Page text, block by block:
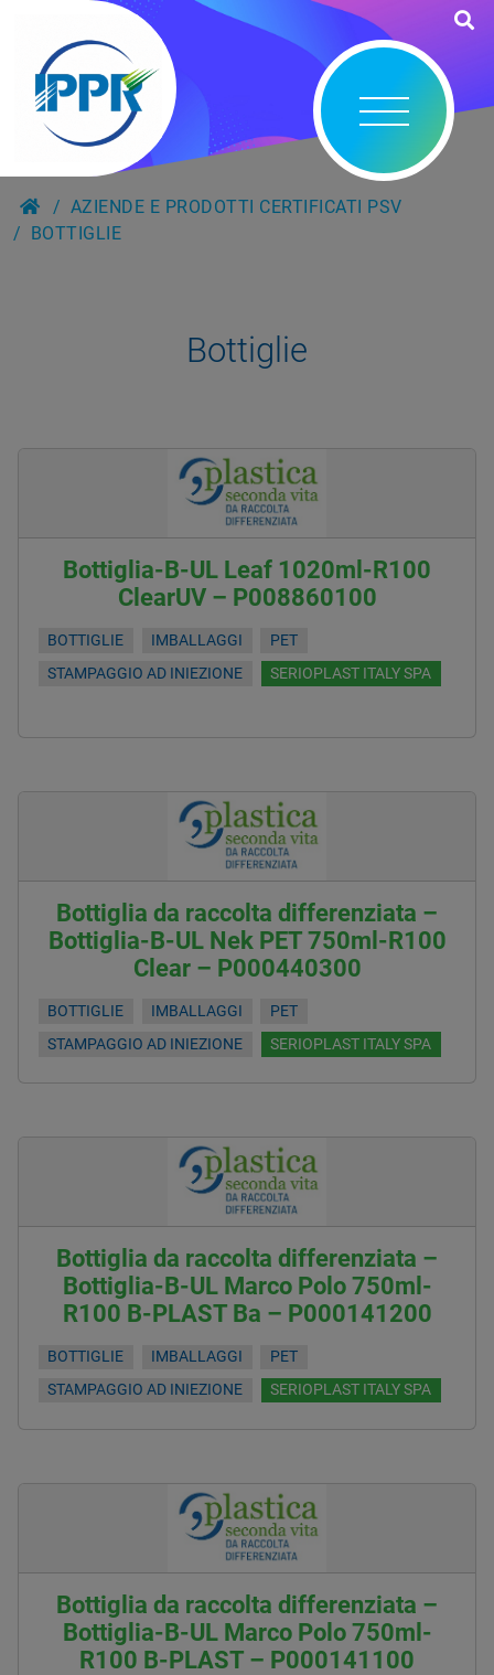
AZIENDE E PRODOTTI CERTIFICATI PSV
BOTTIGLIE
Bottiglie
Bottiglia-B-UL Leaf 1020ml-R100
ClearUV – P008860100
BOTTIGLIE IMBALLAGGI
PET
STAMPAGGIO AD INIEZIONE
SERIOPLAST ITALY SPA
Bottiglia da raccolta differenziata –
Bottiglia-B-UL Nek PET 750ml-R100
Clear – P000440300
BOTTIGLIE IMBALLAGGI
PET
STAMPAGGIO AD INIEZIONE
SERIOPLAST ITALY SPA
Bottiglia da raccolta differenziata –
Bottiglia-B-UL Marco Polo 750ml-
R100 B-PLAST Ba – P000141200
BOTTIGLIE IMBALLAGGI
PET
STAMPAGGIO AD INIEZIONE
SERIOPLAST ITALY SPA
Bottiglia da raccolta differenziata –
Bottiglia-B-UL Marco Polo 750ml-
R100 B-PLAST – P000141100